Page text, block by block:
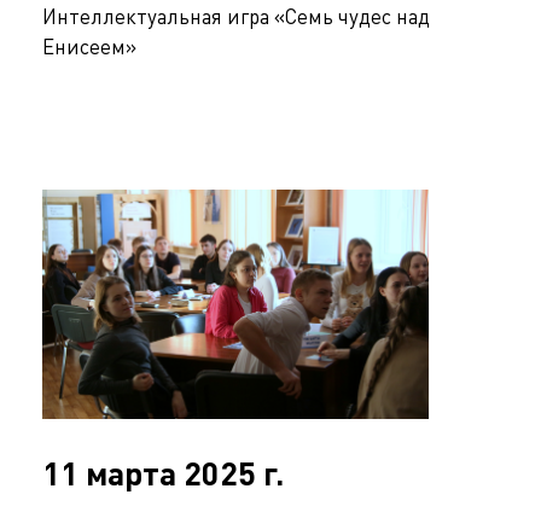
Интеллектуальная игра «Семь чудес над
Енисеем»
11 марта 2025 г.